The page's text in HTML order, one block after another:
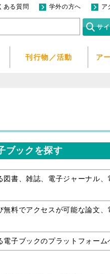
ある質問 学外の方へ ア
刊行物／活動 ア
ブックを探す
図書、雑誌、電子ジャーナル、
無料でアクセスが可能な論文、
子ブックのプラットフォーム